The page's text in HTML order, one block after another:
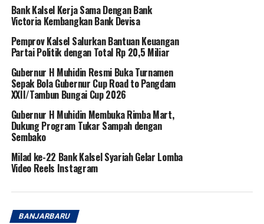
Bank Kalsel Kerja Sama Dengan Bank
Victoria Kembangkan Bank Devisa
Pemprov Kalsel Salurkan Bantuan Keuangan
Partai Politik dengan Total Rp 20,5 Miliar
Gubernur H Muhidin Resmi Buka Turnamen
Sepak Bola Gubernur Cup Road to Pangdam
XXII/Tambun Bungai Cup 2026
Gubernur H Muhidin Membuka Rimba Mart,
Dukung Program Tukar Sampah dengan
Sembako
Milad ke-22 Bank Kalsel Syariah Gelar Lomba
Video Reels Instagram
BANJARBARU